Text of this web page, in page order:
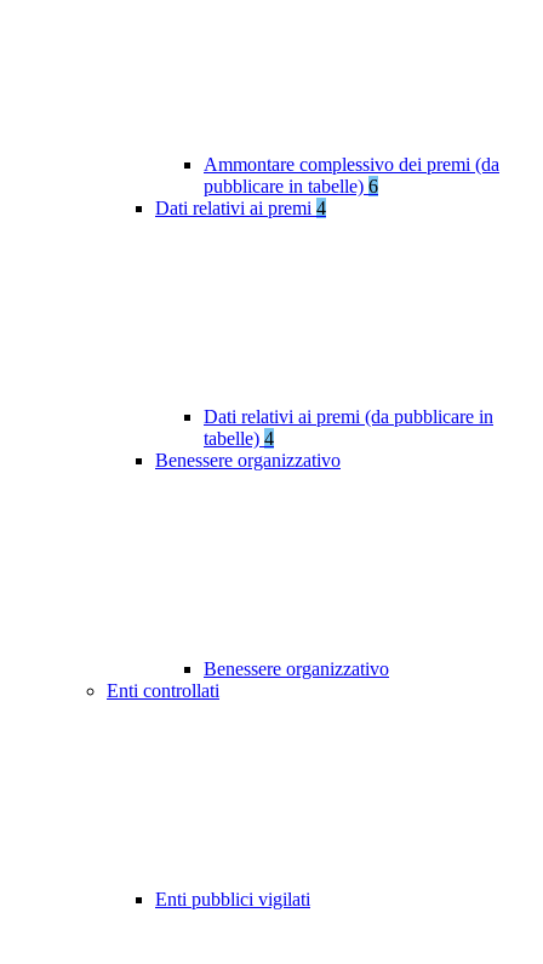
Ammontare complessivo dei premi (da
pubblicare in tabelle) 6
Dati relativi ai premi 4
Dati relativi ai premi (da pubblicare in
tabelle) 4
Benessere organizzativo
Benessere organizzativo
Enti controllati
Enti pubblici vigilati